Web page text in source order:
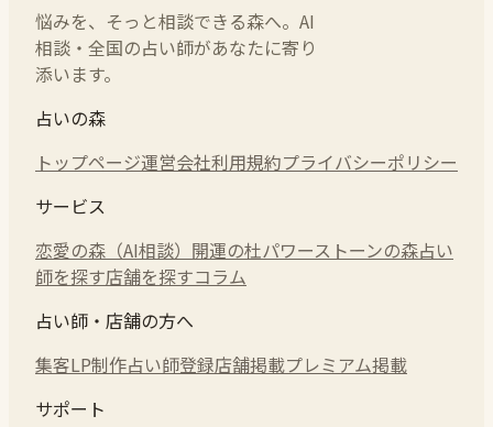
悩みを、そっと相談できる森へ。AI
相談・全国の占い師があなたに寄り
添います。
占いの森
トップページ運営会社利用規約プライバシーポリシー
サービス
恋愛の森（AI相談） 開運の杜パワーストーンの森占い
師を探す店舗を探すコラム
占い師・店舗の方へ
集客LP制作占い師登録店舗掲載プレミアム掲載
サポート